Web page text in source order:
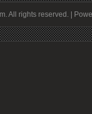
All rights reserved. |